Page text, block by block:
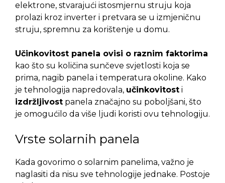
elektrone, stvarajući istosmjernu struju koja
prolazi kroz inverter i pretvara se u izmjeničnu
struju, spremnu za korištenje u domu.
Učinkovitost panela ovisi o raznim faktorima
kao što su količina sunčeve svjetlosti koja se
prima, nagib panela i temperatura okoline. Kako
je tehnologija napredovala, učinkovitost i
izdržljivost panela značajno su poboljšani, što
je omogućilo da više ljudi koristi ovu tehnologiju.
Vrste solarnih panela
Kada govorimo o solarnim panelima, važno je
naglasiti da nisu sve tehnologije jednake. Postoje